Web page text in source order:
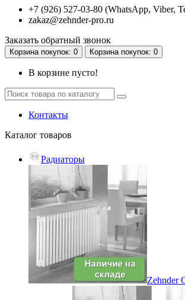
+7 (926) 527-03-80 (WhatsApp, Viber,
zakaz@zehnder-pro.ru
Заказать обратный звонок
Корзинапокупок: 0 Корзинапокупок: 0
В корзине пусто!
Контакты
Каталог товаров
Радиаторы
Zehnder